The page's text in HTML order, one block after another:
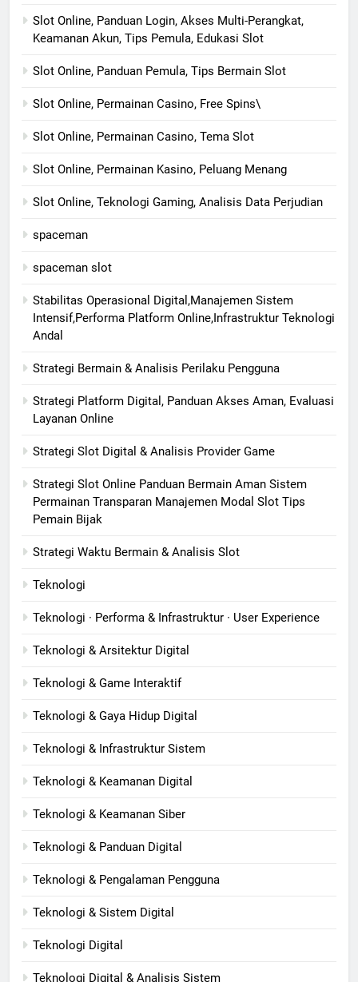
Slot Online, Panduan Login, Akses Multi-Perangkat,
Keamanan Akun, Tips Pemula, Edukasi Slot
Slot Online, Panduan Pemula, Tips Bermain Slot
Slot Online, Permainan Casino, Free Spins\
Slot Online, Permainan Casino, Tema Slot
Slot Online, Permainan Kasino, Peluang Menang
Slot Online, Teknologi Gaming, Analisis Data Perjudian
spaceman
spaceman slot
Stabilitas Operasional Digital,Manajemen Sistem
Intensif,Performa Platform Online,Infrastruktur Teknologi
Andal
Strategi Bermain & Analisis Perilaku Pengguna
Strategi Platform Digital, Panduan Akses Aman, Evaluasi
Layanan Online
Strategi Slot Digital & Analisis Provider Game
Strategi Slot Online Panduan Bermain Aman Sistem
Permainan Transparan Manajemen Modal Slot Tips
Pemain Bijak
Strategi Waktu Bermain & Analisis Slot
Teknologi
Teknologi · Performa & Infrastruktur · User Experience
Teknologi & Arsitektur Digital
Teknologi & Game Interaktif
Teknologi & Gaya Hidup Digital
Teknologi & Infrastruktur Sistem
Teknologi & Keamanan Digital
Teknologi & Keamanan Siber
Teknologi & Panduan Digital
Teknologi & Pengalaman Pengguna
Teknologi & Sistem Digital
Teknologi Digital
Teknologi Digital & Analisis Sistem